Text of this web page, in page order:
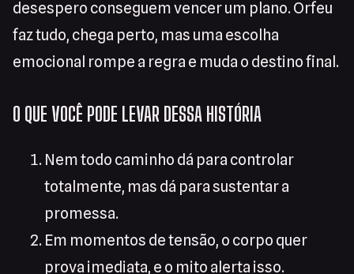
desespero conseguem vencer um plano. Orfeu
faz tudo, chega perto, mas uma escolha
emocional rompe a regra e muda o destino final.
O QUE VOCÊ PODE LEVAR DESSA HISTÓRIA
Nem todo caminho dá para controlar
totalmente, mas dá para sustentar a
promessa.
Em momentos de tensão, o corpo quer
prova imediata, e o mito alerta isso.